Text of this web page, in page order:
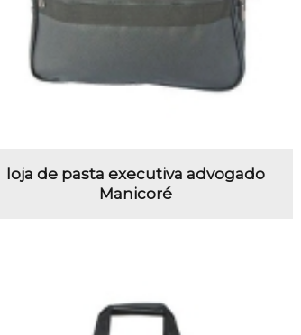
loja de pasta executiva advogado
Manicoré